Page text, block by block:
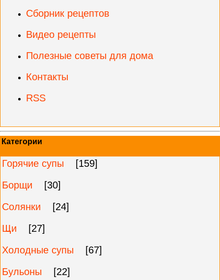
Сборник рецептов
Видео рецепты
Полезные советы для дома
Контакты
RSS
Категории
Горячие супы
[159]
Борщи
[30]
Солянки
[24]
Щи
[27]
Холодные супы
[67]
Бульоны
[22]